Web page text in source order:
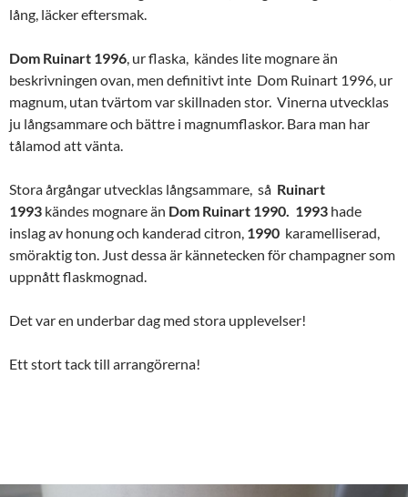
lång, läcker eftersmak.
Dom Ruinart 1996 , ur flaska, kändes lite mognare än
beskrivningen ovan, men definitivt inte Dom Ruinart 1996, ur
magnum, utan tvärtom var skillnaden stor. Vinerna utvecklas
ju långsammare och bättre i magnumflaskor. Bara man har
tålamod att vänta.
Storaårgångar utvecklas långsammare, så Ruinart
1993 kändes mognare än Dom Ruinart 1990. 1993 hade
inslag av honung och kanderad citron, 1990 karamelliserad,
smöraktig ton. Just dessa är kännetecken för champagner som
uppnått flaskmognad.
Det var en underbar dag med stora upplevelser!
Ett stort tack till arrangörerna!